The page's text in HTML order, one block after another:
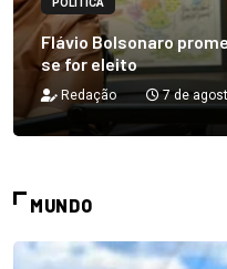
POLÍTICA
Flávio Bolsonaro
se for eleito
Redação 7 de
MUNDO